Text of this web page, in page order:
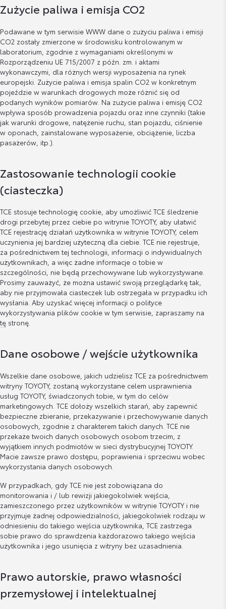
Zużycie paliwa i emisja CO2
Podawane w tym serwisie WWW dane o zużyciu paliwa i emisji
CO2 zostały zmierzone w środowisku kontrolowanym w
laboratorium, zgodnie z wymaganiami określonymi w
Rozporządzeniu UE 715/2007 z późn. zm. i aktami
wykonawczymi, dla różnych wersji wyposażenia na rynek
europejski. Zużycie paliwa i emisja spalin CO2 w konkretnym
pojeździe w warunkach drogowych może różnić się od
podanych wyników pomiarów. Na zużycie paliwa i emisję CO2
wpływa sposób prowadzenia pojazdu oraz inne czynniki (takie
jak warunki drogowe, natężenie ruchu, stan pojazdu, ciśnienie
w oponach, zainstalowane wyposażenie, obciążenie, liczba
pasażerów, itp.).
Zastosowanie technologii cookie
(ciasteczka)
TCE stosuje technologię cookie, aby umożliwić TCE śledzenie
drogi przebytej przez ciebie po witrynie TOYOTY, aby ułatwić
TCE rejestrację działań użytkownika w witrynie TOYOTY, celem
uczynienia jej bardziej użyteczną dla ciebie. TCE nie rejestruje,
za pośrednictwem tej technologii, informacji o indywidualnych
użytkownikach, a więc żadne informacje o tobie w
szczególności, nie będą przechowywane lub wykorzystywane.
Prosimy zauważyć, że można ustawić swoją przeglądarkę tak,
aby nie przyjmowała ciasteczek lub ostrzegała w przypadku ich
wysłania. Aby uzyskać więcej informacji o polityce
wykorzystywania plików cookie w tym serwisie, zapraszamy na
tę stronę.
Dane osobowe / wejście użytkownika
Wszelkie dane osobowe, jakich udzielisz TCE za pośrednictwem
witryny TOYOTY, zostaną wykorzystane celem usprawnienia
usług TOYOTY, świadczonych tobie, w tym do celów
marketingowych. TCE dołoży wszelkich starań, aby zapewnić
bezpieczne zbieranie, przekazywanie i przechowywanie danych
osobowych, zgodnie z charakterem takich danych. TCE nie
przekaże twoich danych osobowych osobom trzecim, z
wyjątkiem innych podmiotów w sieci dystrybucyjnej TOYOTY.
Macie zawsze prawo dostępu, poprawienia i sprzeciwu wobec
wykorzystania danych osobowych.
W przypadkach, gdy TCE nie jest zobowiązana do
monitorowania i / lub rewizji jakiegokolwiek wejścia,
zamieszczonego przez użytkowników w witrynie TOYOTY i nie
przyjmuje żadnej odpowiedzialności, jakiegokolwiek rodzaju w
odniesieniu do takiego wejścia użytkownika, TCE zastrzega
sobie prawo do sprawdzenia każdorazowo takiego wejścia
użytkownika i jego usunięcia z witryny bez uzasadnienia.
Prawo autorskie, prawo własności
przemysłowej i intelektualnej